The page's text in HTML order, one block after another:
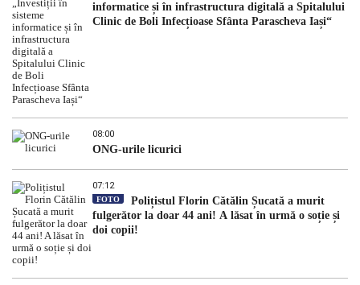
informatice și în infrastructura digitală a Spitalului
Clinic de Boli Infecțioase Sfânta Parascheva Iași“
08:00
ONG-urile licurici
07:12
FOTO
Polițistul Florin Cătălin Șucată a murit
fulgerător la doar 44 ani! A lăsat în urmă o soție și
doi copii!